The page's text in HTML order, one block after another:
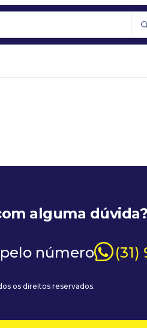
alguma dúvida?
número (31)
os direitos reservados.